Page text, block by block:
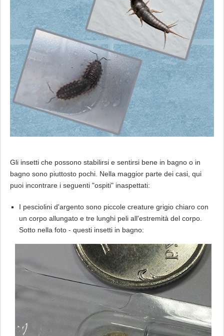
Gli insetti che possono stabilirsi e sentirsi bene in bagno o in
bagno sono piuttosto pochi. Nella maggior parte dei casi, qui
puoi incontrare i seguenti "ospiti" inaspettati:
I pesciolini d'argento sono piccole creature grigio chiaro con
un corpo allungato e tre lunghi peli all'estremità del corpo.
Sotto nella foto - questi insetti in bagno: